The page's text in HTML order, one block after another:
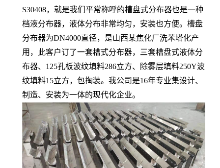
S30408，就是我们平常称呼的槽盘式分布器也是一种
档液分布器，液体分布非常均匀，安装也方便。槽盘
分布器为DN4000直径，是山西某焦化厂洗苯塔化产
用，此客户订了一套槽式分布器，三套槽盘式液体分
布器、125孔板波纹填料286立方、除雾层填料250Y波
纹填料15立方，包掏装。我公司是16年专业集设计、
制造、安装为一体的现代化企业。